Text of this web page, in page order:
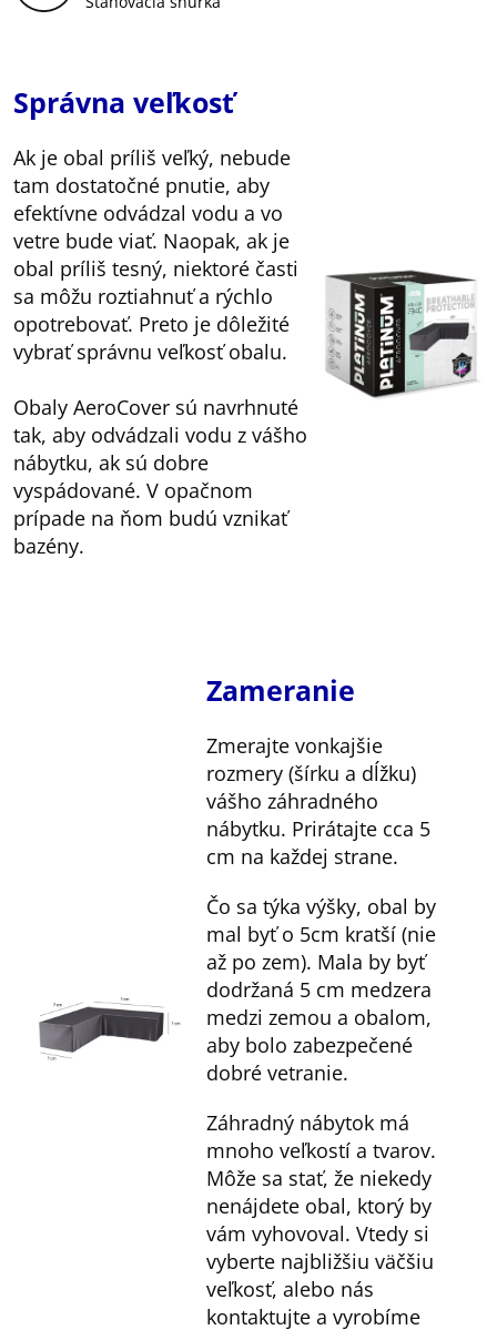
Správna veľkosť
Ak je obal príliš veľký, nebude
tam dostatočné pnutie, aby
efektívne odvádzal vodu a vo
vetre bude viať. Naopak, ak je
obal príliš tesný, niektoré časti
sa môžu roztiahnuť a rýchlo
opotrebovať. Preto je dôležité
vybrať správnu veľkosť obalu.
Obaly AeroCover sú navrhnuté
tak, aby odvádzali vodu z vášho
nábytku, ak sú dobre
vyspádované. V opačnom
prípade na ňom budú vznikať
bazény.
Zameranie
Zmerajte vonkajšie
rozmery (šírku a dĺžku)
vášho záhradného
nábytku. Prirátajte cca 5
cm na každej strane.
Čo sa týka výšky, obal by
mal byť o 5cm kratší (nie
až po zem). Mala by byť
dodržaná 5 cm medzera
medzi zemou a obalom,
aby bolo zabezpečené
dobré vetranie.
Záhradný nábytok má
mnoho veľkostí a tvarov.
Môže sa stať, že niekedy
nenájdete obal, ktorý by
vám vyhovoval. Vtedy si
vyberte najbližšiu väčšiu
veľkosť, alebo nás
kontaktujte a vyrobíme